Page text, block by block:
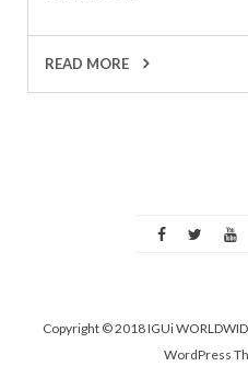
READ MORE
Copyright © 2018 IGUi
WordPress